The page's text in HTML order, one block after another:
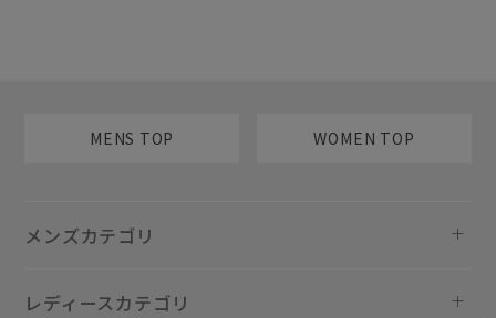
MENS TOP WOMEN TOP
メンズカテゴリ
レディースカテゴリ